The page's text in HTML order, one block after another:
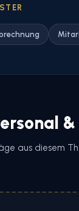
&
aus diesem